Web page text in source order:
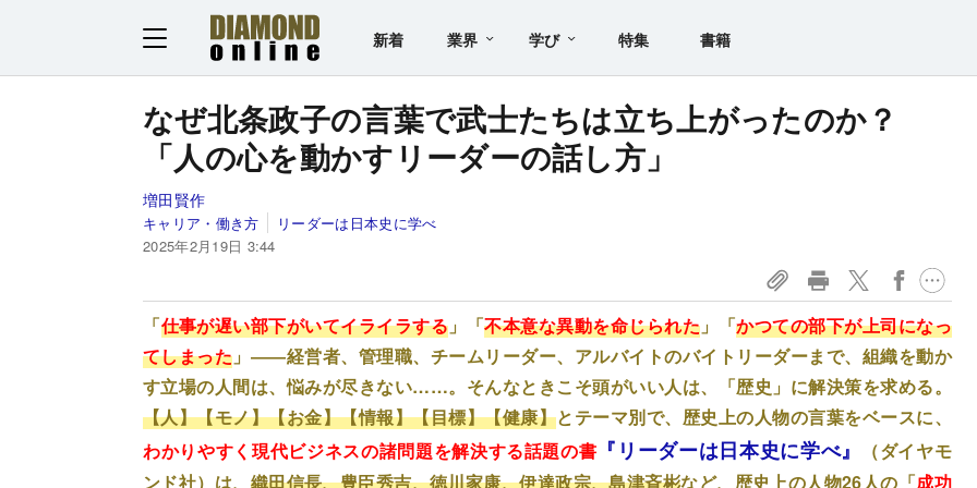
新着 業界 学び 特集 書籍
なぜ北条政子の言葉で武士たちは立ち上がったのか？
「人の心を動かすリーダーの話し方」
増田賢作
キャリア・働き方
リーダーは日本史に学べ
2025年2月19日 3:44
「仕事が遅い部下がいてイライラする 」「不本意な異動を命じられた 」「かつての部下が上司になっ
てしまった 」――経営者、管理職、チームリーダー、アルバイトのバイトリーダーまで、組織を動か
す立場の人間は、悩みが尽きない……。そんなときこそ頭がいい人は、「歴史」に解決策を求める。
【人】【モノ】【お金】【情報】【目標】【健康】とテーマ別で、歴史上の人物の言葉をベースに、
わかりやすく現代ビジネスの諸問題を解決する話題の書 『リーダーは日本史に学べ』
（ダイヤモ
ンド社）は、 織田信長、豊臣秀吉、徳川家康、伊達政宗、島津斉彬など、歴史上の人物26人の「成功